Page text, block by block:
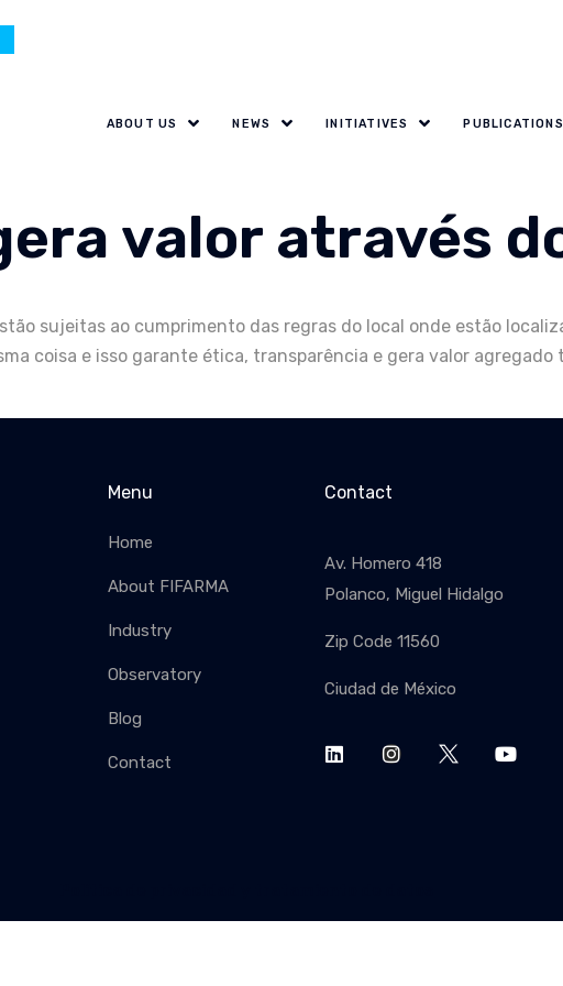
ABOUT US NEWS INITIATIVES PUBLICATIONS
valor através
sujeitas ao cumprimento das regras do local onde estão
coisa e isso garante ética, transparência e gera valor
Menu
Home
About FIFARMA
Industry
Observatory
Blog
Contact
Contact
Av. Homero 418
Polanco, Miguel Hidalgo
Zip Code 11560
Ciudad de México